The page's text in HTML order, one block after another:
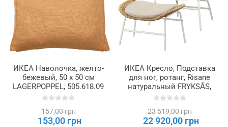
ИКЕА Наволочка, желто-
бежевый, 50 х 50 см
LAGERPOPPEL, 505.618.09
157,00 грн
153,00 грн
ИКЕА Кресло, Подставка
для ног, ротанг, Risane
натуральный FRYKSÅS,
395.631.69
23 519,00 грн
22 920,00 грн